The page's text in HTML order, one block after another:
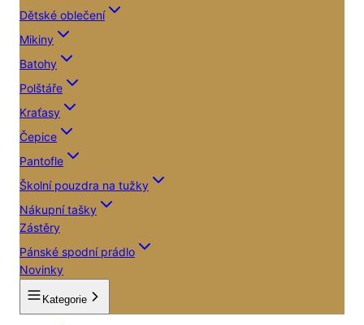
Dětské oblečení
Mikiny
Batohy
Polštáře
Kraťasy
Čepice
Pantofle
Školní pouzdra na tužky
Nákupní tašky
Zástěry
Pánské spodní prádlo
Novinky
Kategorie